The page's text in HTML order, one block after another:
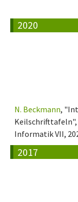
2020
N. Beckmann,
Informatik VII,
2017